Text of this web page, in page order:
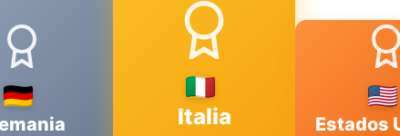
Italia Estados